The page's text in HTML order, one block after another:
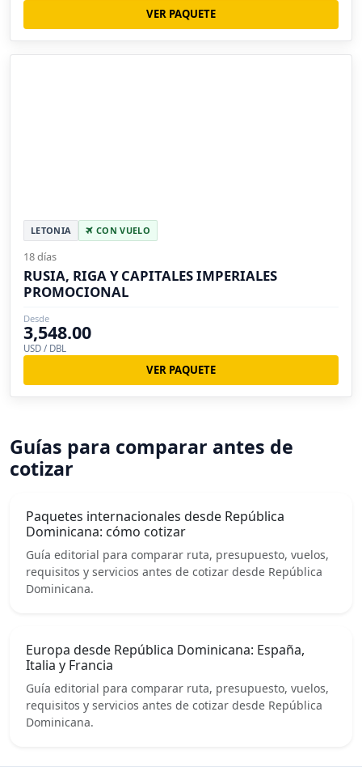
VER PAQUETE
LETONIA CON VUELO
18 días
RUSIA, RIGA Y CAPITALES IMPERIALES
PROMOCIONAL
Desde
3,548.00
USD / DBL
VER PAQUETE
Guías para comparar antes de
cotizar
Paquetes internacionales desde República
Dominicana: cómo cotizar
Guía editorial para comparar ruta, presupuesto, vuelos,
requisitos y servicios antes de cotizar desde República
Dominicana.
Europa desde República Dominicana: España,
Italia y Francia
Guía editorial para comparar ruta, presupuesto, vuelos,
requisitos y servicios antes de cotizar desde República
Dominicana.